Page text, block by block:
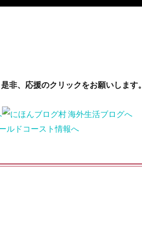
非、応援のクリックをお願いします。